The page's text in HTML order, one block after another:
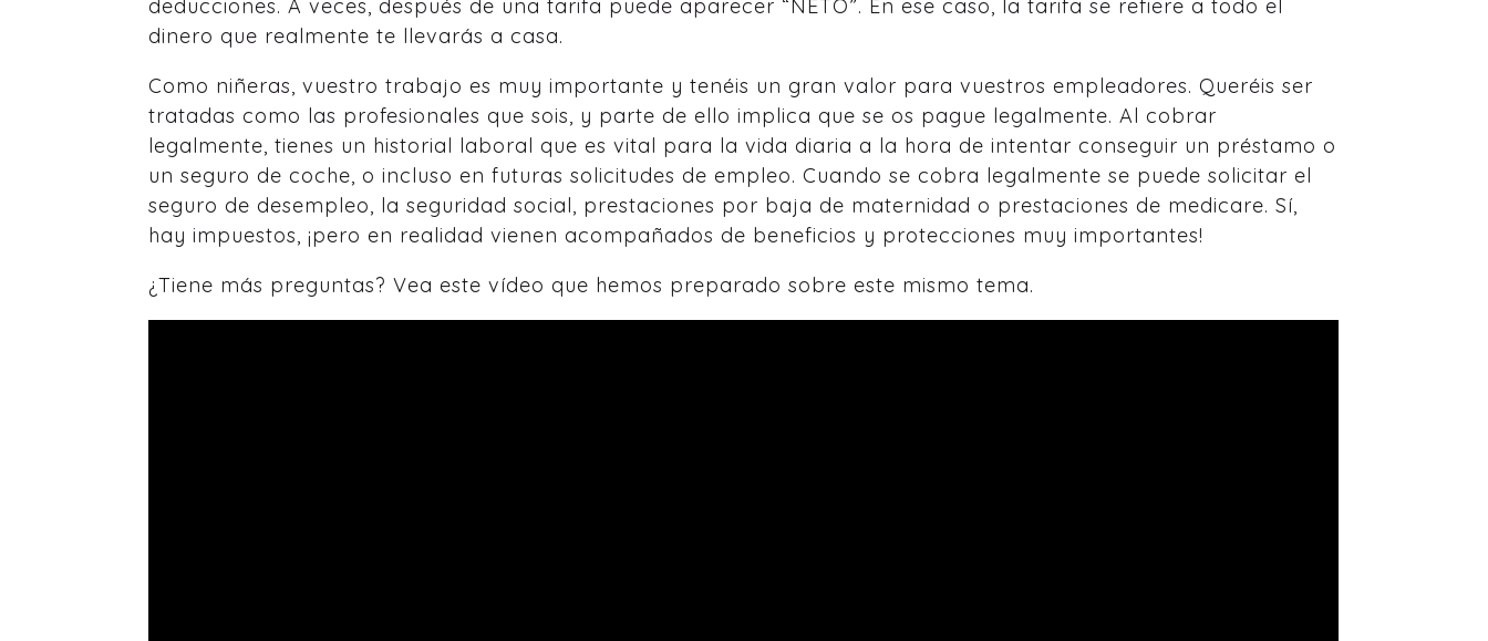
deducciones. A veces, después de una tarifa puede aparecer “NETO”. En ese caso, la tarifa se refiere a todo el
dinero que realmente te llevarás a casa.
Como niñeras, vuestro trabajo es muy importante y tenéis un gran valor para vuestros empleadores. Queréis ser
tratadas como las profesionales que sois, y parte de ello implica que se os pague legalmente. Al cobrar
legalmente, tienes un historial laboral que es vital para la vida diaria a la hora de intentar conseguir un préstamo o
un seguro de coche, o incluso en futuras solicitudes de empleo. Cuando se cobra legalmente se puede solicitar el
seguro de desempleo, la seguridad social, prestaciones por baja de maternidad o prestaciones de medicare. Sí,
hay impuestos, ¡pero en realidad vienen acompañados de beneficios y protecciones muy importantes!
¿Tiene más preguntas? Vea este vídeo que hemos preparado sobre este mismo tema.